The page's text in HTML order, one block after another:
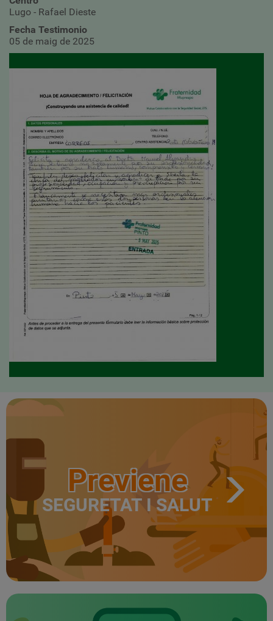
Lugo - Rafael Dieste
Fecha Testimonio
05 de maig de 2025
Previene
SEGURETAT I SALUT